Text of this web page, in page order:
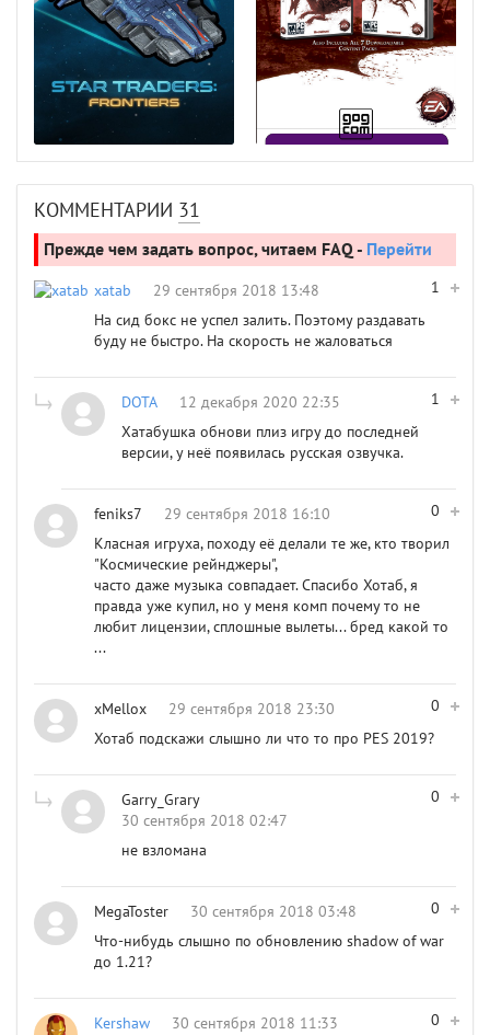
КОММЕНТАРИИ 31
Прежде чем задать вопрос, читаем FAQ - Перейти
1
xatab
29 сентября 2018 13:48
На сид бокс не успел залить. Поэтому раздавать
буду не быстро. На скорость не жаловаться
1
DOTA
12 декабря 2020 22:35
Хатабушка обнови плиз игру до последней
версии, у неё появилась русская озвучка.
0
feniks7
29 сентября 2018 16:10
Класная игруха, походу её делали те же, кто творил
"Космические рейнджеры",
часто даже музыка совпадает. Спасибо Хотаб, я
правда уже купил, но у меня комп почему то не
любит лицензии, сплошные вылеты... бред какой то
...
0
xMellox
29 сентября 2018 23:30
Хотаб подскажи слышно ли что то про PES 2019?
0
Garry_Grary
30 сентября 2018 02:47
не взломана
0
MegaToster
30 сентября 2018 03:48
Что-нибудь слышно по обновлению shadow of war
до 1.21?
0
Kershaw
30 сентября 2018 11:33